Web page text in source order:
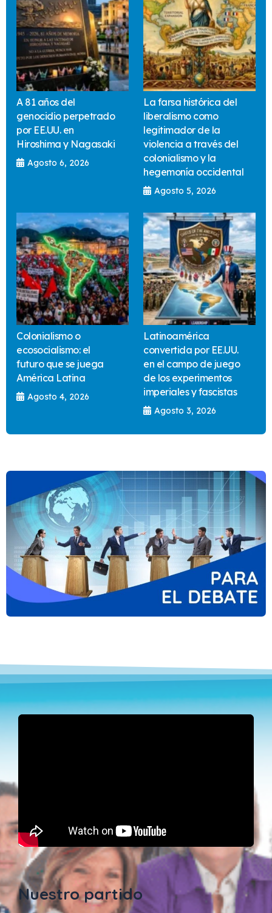
A 81 años del
genocidio perpetrado
por EE.UU. en
Hiroshima y Nagasaki
Agosto 6, 2026
La farsa histórica del
liberalismo como
legitimador de la
violencia a través del
colonialismo y la
hegemonía occidental
Agosto 5, 2026
Colonialismo o
ecosocialismo: el
futuro que se juega
América Latina
Agosto 4, 2026
Latinoamérica
convertida por EE.UU.
en el campo de juego
de los experimentos
imperiales y fascistas
Agosto 3, 2026
Nuestro partido